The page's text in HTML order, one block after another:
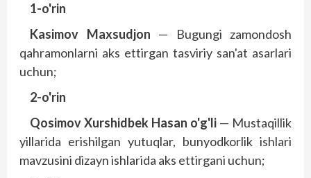
1-o'rin
Kasimov Maxsudjon — Bugungi zamondosh
qahramonlarni aks ettirgan tasviriy san'at asarlari
uchun;
2-o'rin
Qosimov Xurshidbek Hasan o'g'li — Mustaqillik
yillarida erishilgan yutuqlar, bunyodkorlik ishlari
mavzusini dizayn ishlarida aks ettirgani uchun;